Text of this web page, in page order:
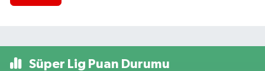
Süper Lig Puan Durumu